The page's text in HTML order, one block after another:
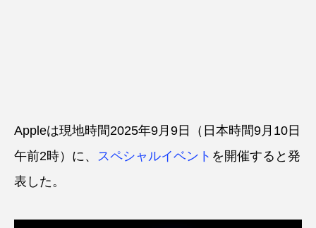
Appleは現地時間2025年9月9日（日本時間9月10日
午前2時）に、 スペシャルイベント を開催すると発
表した。